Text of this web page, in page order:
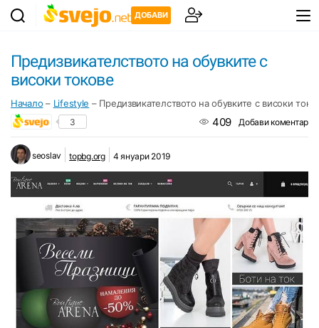
ДОБАВИ
Предизвикателството на обувките с
високи токове
Начало – Lifestyle – Предизвикателството на обувките с високи
3 409 Добави коментар
seoslav topbg.org 4 януари 2019